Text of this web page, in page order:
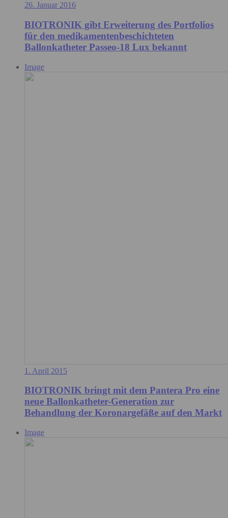
26. Januar 2016
BIOTRONIK gibt Erweiterung des Portfolios
für den medikamentenbeschichteten
Ballonkatheter Passeo-18 Lux bekannt
Image
1. April 2015
BIOTRONIK bringt mit dem Pantera Pro eine
neue Ballonkatheter-Generation zur
Behandlung der Koronargefäße auf den Markt
Image